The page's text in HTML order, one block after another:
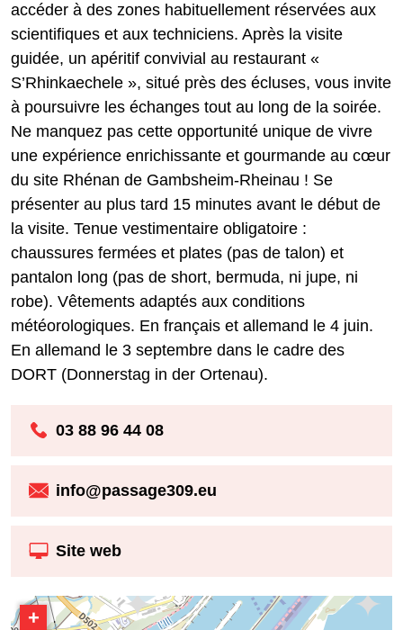
accéder à des zones habituellement réservées aux
scientifiques et aux techniciens. Après la visite
guidée, un apéritif convivial au restaurant «
S’Rhinkaechele », situé près des écluses, vous invite
à poursuivre les échanges tout au long de la soirée.
Ne manquez pas cette opportunité unique de vivre
une expérience enrichissante et gourmande au cœur
du site Rhénan de Gambsheim-Rheinau ! Se
présenter au plus tard 15 minutes avant le début de
la visite. Tenue vestimentaire obligatoire :
chaussures fermées et plates (pas de talon) et
pantalon long (pas de short, bermuda, ni jupe, ni
robe). Vêtements adaptés aux conditions
météorologiques. En français et allemand le 4 juin.
En allemand le 3 septembre dans le cadre des
DORT (Donnerstag in der Ortenau).
03 88 96 44 08
info@passage309.eu
Site web
+